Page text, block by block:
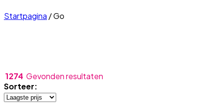
Startpagina /Go
1274 Gevonden resultaten
Sorteer: